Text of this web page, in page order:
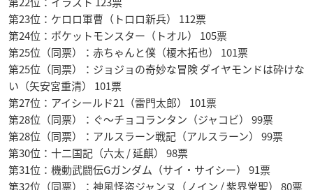
第23位：ケロロ軍曹（トロロ新兵） 112票
第24位：ポケットモンスター（トオル） 105票
第25位（同票）：赤ちゃんと僕（榎木拓也） 101票
第25位（同票）：ジョジョの奇妙な冒険 ダイヤモンドは砕けな
い（矢安宮重清） 101票
第27位：アイシールド21（雷門太郎） 101票
第28位（同票）：ぐ〜チョコランタン（ジャコビ） 99票
第28位（同票）：アルスラーン戦記（アルスラーン） 99票
第30位：十二国記（六太 / 延麒） 98票
第31位：機動武闘伝Gガンダム（サイ・サイシー） 91票
第32位（同票）：神風怪盗ジャンヌ（ノイン / 紫界堂聖） 80票